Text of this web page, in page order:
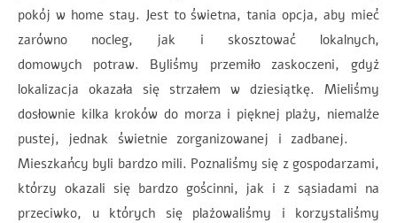
pokój w home stay. Jest to świetna, tania opcja, aby mieć
zarówno nocleg, jak i skosztować lokalnych,
domowych potraw. Byliśmy przemiło zaskoczeni, gdyż
lokalizacja okazała się strzałem w dziesiątkę. Mieliśmy
dosłownie kilka kroków do morza i pięknej plaży, niemalże
pustej, jednak świetnie zorganizowanej i zadbanej.
Mieszkańcy byli bardzo mili. Poznaliśmy się z gospodarzami,
którzy okazali się bardzo gościnni, jak i z sąsiadami na
przeciwko, u których się plażowaliśmy i korzystaliśmy